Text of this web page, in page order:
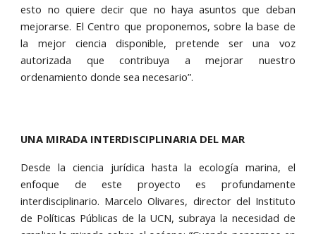
esto no quiere decir que no haya asuntos que deban
mejorarse. El Centro que proponemos, sobre la base de
la mejor ciencia disponible, pretende ser una voz
autorizada que contribuya a mejorar nuestro
ordenamiento donde sea necesario”.
UNA MIRADA INTERDISCIPLINARIA DEL MAR
Desde la ciencia jurídica hasta la ecología marina, el
enfoque de este proyecto es profundamente
interdisciplinario. Marcelo Olivares, director del Instituto
de Políticas Públicas de la UCN, subraya la necesidad de